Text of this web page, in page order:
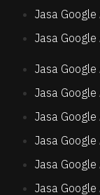
Jasa Google
Jasa Google
Jasa Google
Jasa Google
Jasa Google
Jasa Google
Jasa Google
Jasa Google